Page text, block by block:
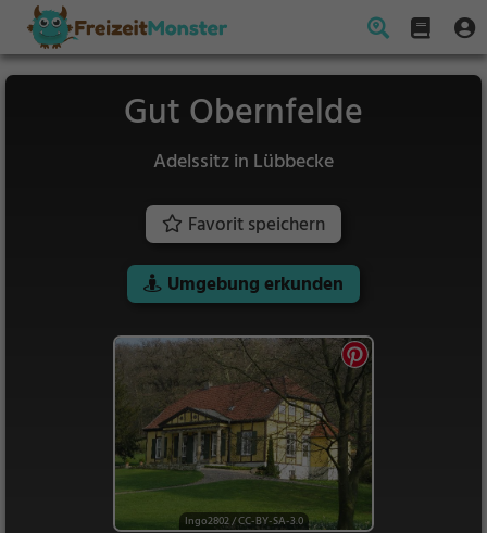
Gut Obernfelde
Adelssitz in Lübbecke
Favorit speichern
Umgebung erkunden
Ingo2802/CC-BY-SA-3.0